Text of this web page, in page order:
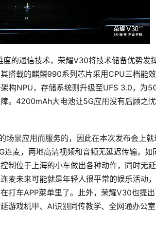
的通信技术，荣耀V30将技术储备优势发
搭载的麒麟990系列芯片采用CPU三档能
构NPU，存储系统则升级至UFS 3.0，为
。4200mAh大电池让5G应用没有后顾之
场景应用而服务的，因此在本次发布会上
连麦，两地高清视频和音频无延迟传输，
制位于上海的小车做出各种动作，同时无
麦未来可能就是年轻人很平常的娱乐活动
打车APP菜单里了。此外，荣耀V30也提
游戏机甲、AI识别同传教学、全网通办公